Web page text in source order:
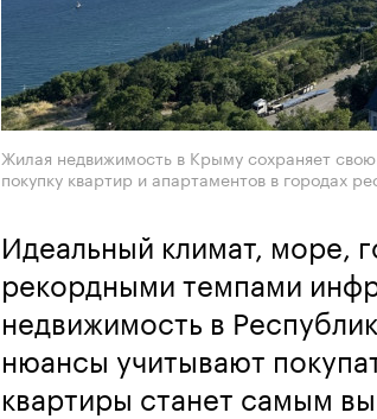
Жилая недвижимость в Крыму сохраняет
покупку квартир и апартаментов в городах
Идеальный климат, море,
рекордными темпами
недвижимость в
нюансы учитывают
квартиры станет самым